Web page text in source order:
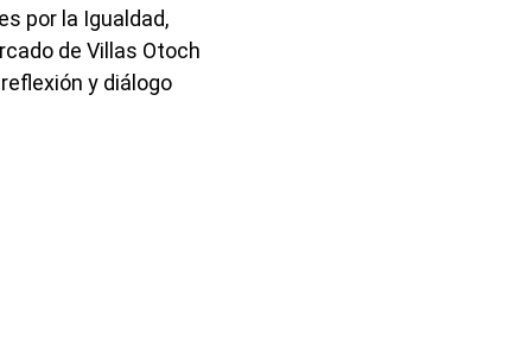
por la Igualdad,
de Villas Otoch
y diálogo